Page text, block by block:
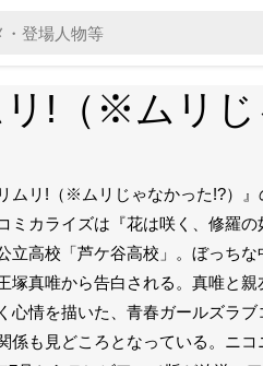
!（※ムリじ
リ!（※ムリじゃなかった!?）』
カライズは『花は咲く、修羅
立高校「芦ケ谷高校」。ぼっち
真唯から告白される。真唯と
心情を描いた、青春ガールズラ
も見どころとなっている。ニコ